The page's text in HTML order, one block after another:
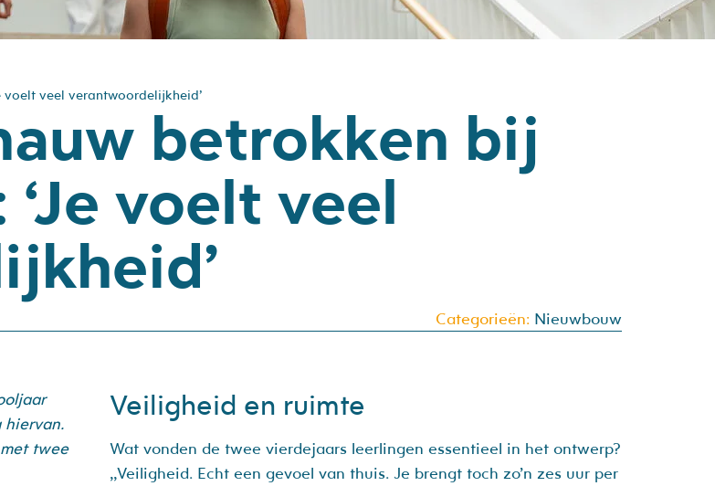
voelt veel verantwoordelijkheid’
betrokken bij
voelt veel
Categorieën: Nieuwbouw
hiervan.
twee
Veiligheid en ruimte
Wat vonden de twee vierdejaars leerlingen essentieel in het ontwerp?
,,Veiligheid. Echt een gevoel van thuis. Je brengt toch zo’n zes uur per